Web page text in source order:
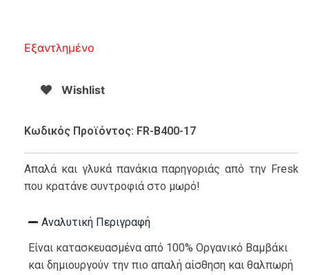
Εξαντλημένο
Wishlist
Κωδικός Προϊόντος: FR-B400-17
Απαλά και γλυκά πανάκια παρηγοριάς από την Fresk
που κρατάνε συντροφιά στο μωρό!
Αναλυτική Περιγραφή
Είναι κατασκευασμένα από 100% Οργανικό Βαμβάκι
και δημιουργούν την πιο απαλή αίσθηση και θαλπωρή